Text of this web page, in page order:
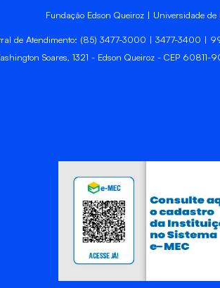
Fundação Edson Queiroz | Universidade de
de Atendimento: (85) 3477-3000 | 3477-3400 |
Soares, 1321 - Edson Queiroz - CEP 60811-